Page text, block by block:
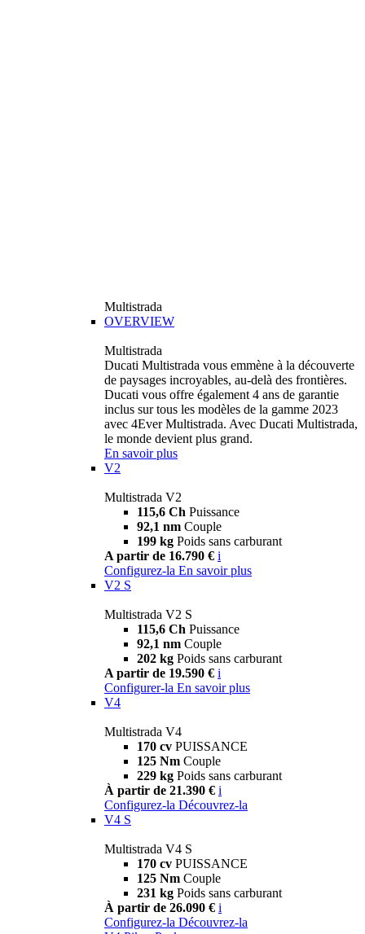
Multistrada
OVERVIEW
Multistrada
Ducati Multistrada vous emmène à la découverte
de paysages incroyables, au-delà des frontières.
Ducati vous offre également 4 ans de garantie
inclus sur tous les modèles de la gamme 2023
avec 4Ever Multistrada. Avec Ducati Multistrada,
le monde devient plus grand.
En savoir plus
V2
Multistrada V2
115,6 Ch Puissance
92,1 nm Couple
199 kg Poids sans carburant
A partir de 16.790 € i
Configurez-la En savoir plus
V2 S
Multistrada V2 S
115,6 Ch Puissance
92,1 nm Couple
202 kg Poids sans carburant
A partir de 19.590 € i
Configurer-la En savoir plus
V4
Multistrada V4
170 cv PUISSANCE
125 Nm Couple
229 kg Poids sans carburant
À partir de 21.390 € i
Configurez-la Découvrez-la
V4 S
Multistrada V4 S
170 cv PUISSANCE
125 Nm Couple
231 kg Poids sans carburant
À partir de 26.090 € i
Configurez-la Découvrez-la